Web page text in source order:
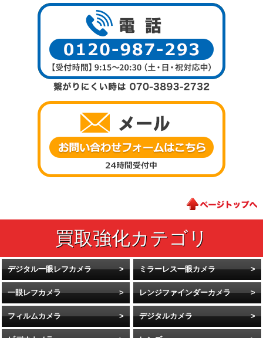
デジタル一眼レフカメラ ミラーレス一眼カメラ
一眼レフカメラ レンジファインダーカメラ
フィルムカメラ デジタルカメラ